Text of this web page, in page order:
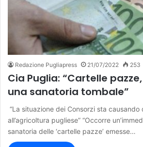
Redazione Pugliapress 21/07/2022 253
Cia Puglia: “Cartelle
una sanatoria tombale”
“La situazione dei Consorzi sta causando
all’agricoltura pugliese” “Occorre
sanatoria delle ‘cartelle pazze’ emesse…